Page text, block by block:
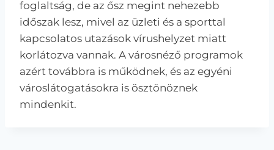
foglaltság, de az ősz megint nehezebb
időszak lesz, mivel az üzleti és a sporttal
kapcsolatos utazások vírushelyzet miatt
korlátozva vannak. A városnéző programok
azért továbbra is működnek, és az egyéni
városlátogatásokra is ösztönöznek
mindenkit.